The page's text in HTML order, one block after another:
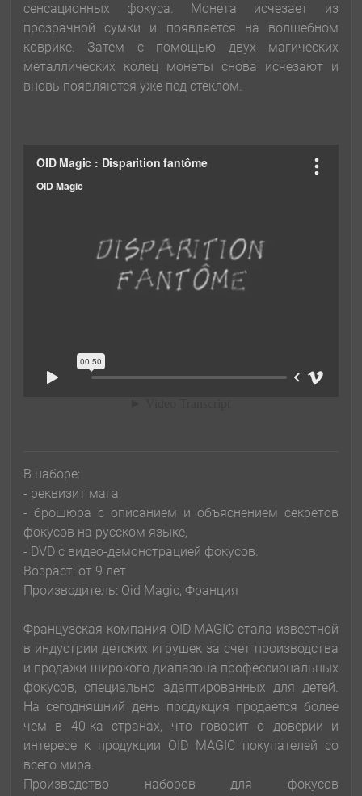
сенсационных фокуса. Монета исчезает из
прозрачной сумки и появляется на волшебном
коврике. Затем с помощью двух магических
металлических колец монеты снова исчезают и
вновь появляются уже под стеклом.
В наборе:
- реквизит мага,
- брошюра с описанием и объяснением секретов
фокусов на русском языке,
- DVD с видео-демонстрацией фокусов.
Возраст: от 9 лет
Производитель: Oid Magic, Франция
Французская компания OID MAGIC стала известной
в индустрии детских игрушек за счет производства
и продажи широкого диапазона профессиональных
фокусов, специально адаптированных для детей.
На сегодняшний день продукция продается более
чем в 40-ка странах, что говорит о доверии и
интересе к продукции OID MAGIC покупателей со
всего мира.
Производство наборов для фокусов